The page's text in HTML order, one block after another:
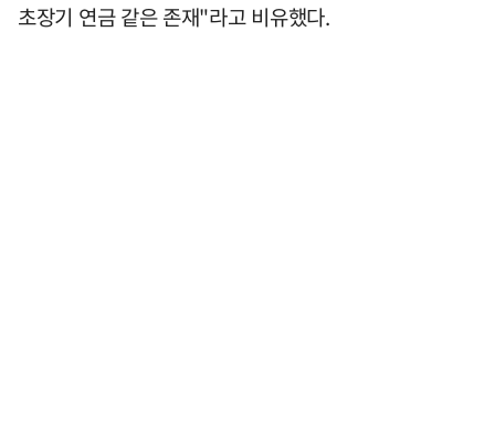
초장기 연금 같은 존재"라고 비유했다.